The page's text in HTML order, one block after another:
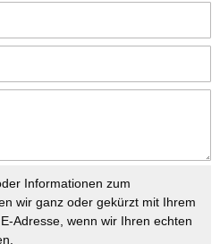
Informationen zum
wir ganz oder gekürzt mit Ihrem
Adresse, wenn wir Ihren echten